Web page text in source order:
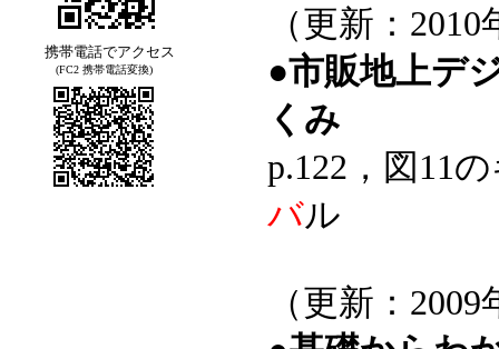
携帯電話でアクセス
(FC2 携帯電話変換)
（更新：
●市販地上デ
くみ
p.122，図11
バル
（更新：